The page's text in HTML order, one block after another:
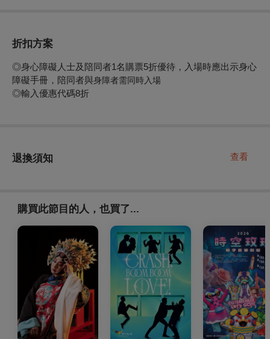
折扣方案
◎身心障礙人士及陪同者1名購票5折優待，入場時應出示身心
障礙手冊，陪同者與身障者需同時入場
◎輸入優惠代碼8折
退換須知 查看
購買此節目的人，也買了...